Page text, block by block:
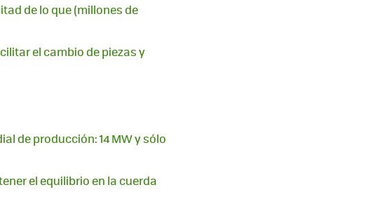
de lo que (millones de
el cambio de piezas y
de producción: 14 MW y sólo
el equilibrio en la cuerda